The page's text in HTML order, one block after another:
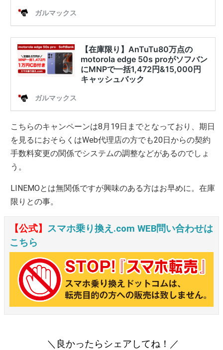
こちらのキャンペーンは8月19日までとなっており、期日
を見るにおそらくはWeb代理店の方でも20日からの契約
手数料変更の関係でシステムの調整などがあるのでしょ
う。
LINEMOとは無関係ですが興味のある方はお早めに。在庫
限りとの事。
【公式】 スマホ乗り換え.com WEB問い合わせは
こちら
＼良かったらシェアしてね！／